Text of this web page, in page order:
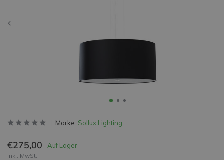
Marke: Sollux Lighting
€275,00 Auf Lager
inkl. MwSt.